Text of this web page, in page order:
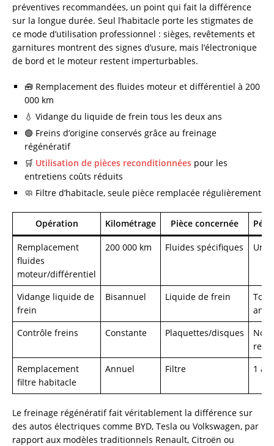
préventives recommandées, un point qui fait la différence
sur la longue durée. Seul l’habitacle porte les stigmates de
ce mode d’utilisation professionnel : sièges, revêtements et
garnitures montrent des signes d’usure, mais l’électronique
de bord et le moteur restent imperturbables.
🧰 Remplacement des fluides moteur et différentiel à 200
000 km
💧 Vidange du liquide de frein tous les deux ans
🟢 Freins d’origine conservés grâce au freinage
régénératif
🛒 Utilisation de pièces reconditionnées pour les
entretiens coûts réduits
🧼 Filtre d’habitacle, seule pièce remplacée régulièrement
Opération Kilométrage Pièce concernée
Remplacement
fluides
moteur/différentiel
200 000 km Fluides spécifiques Une
Vidange liquide de
frein
Bisannuel Liquide de frein
ans
Contrôle freins
Constante Plaquettes/disques
Non
Remplacement
filtre habitacle
Annuel Filtre 1 an
Le freinage régénératif fait véritablement la différence sur
des autos électriques comme BYD, Tesla ou Volkswagen, par
rapport aux modèles traditionnels Renault, Citroën ou